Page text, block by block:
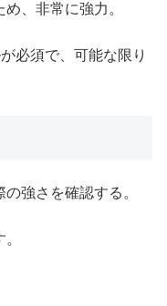
、非常に強力。
必須で、可能な限り
強さを確認する。